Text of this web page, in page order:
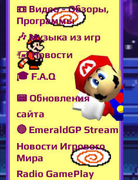
📼 Видео - Обзоры,
Программы
🎶 Музыка из игр
🖅 Новости
🎓 F.A.Q
📟 Обновления
сайта
🔴 EmeraldGP Stream
Новости Игрового
Мира
Radio GamePlay